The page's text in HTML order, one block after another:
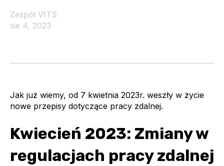
Zespół VITS
sie 4, 2023
Jak już wiemy, od 7 kwietnia 2023r. weszły w życie
nowe przepisy dotyczące pracy zdalnej.
Kwiecień 2023: Zmiany w
regulacjach pracy zdalnej